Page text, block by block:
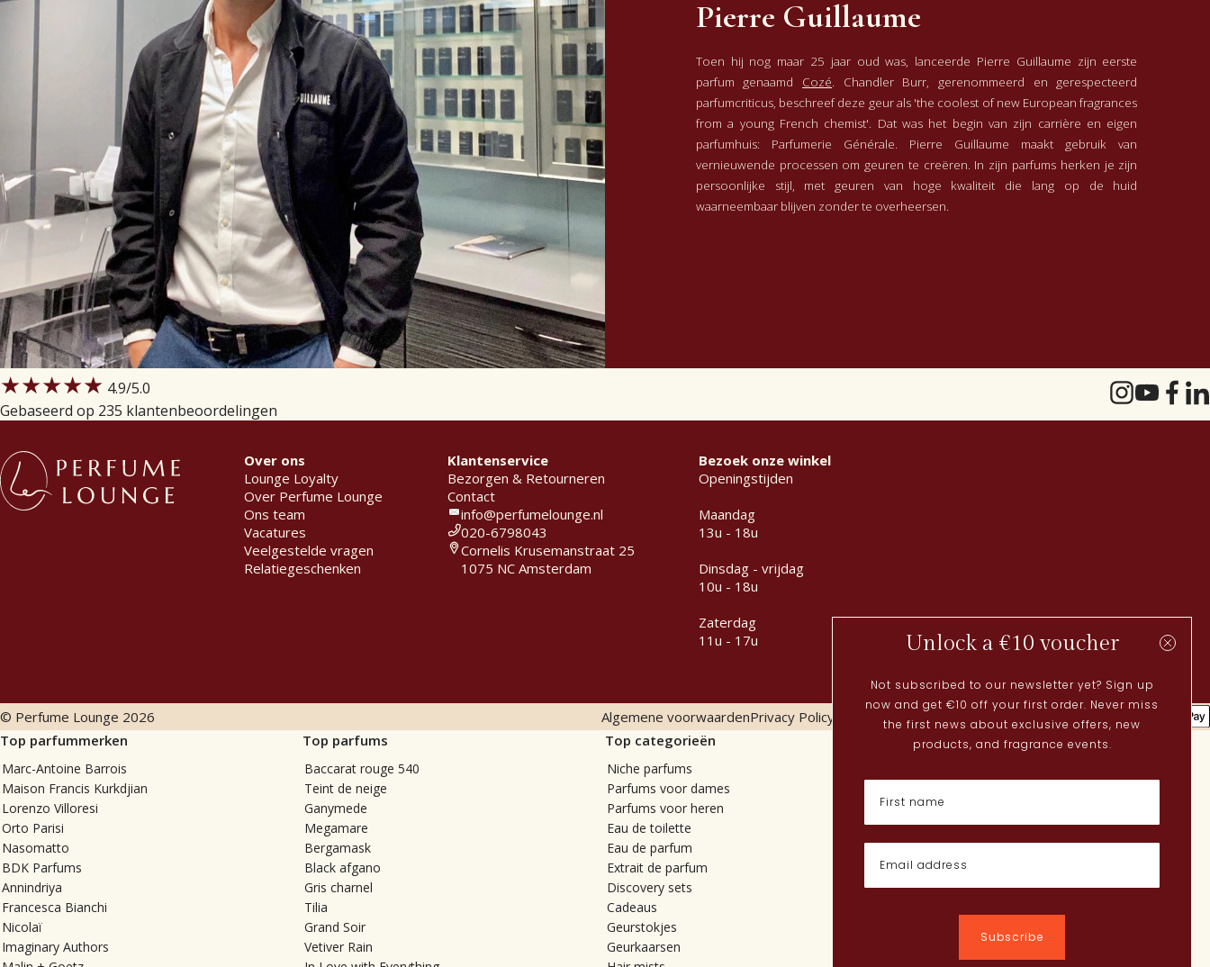
Pierre Guillaume
Toen hij nog maar 25 jaar oud was, lanceerde Pierre Guillaume zijn eerste
parfum genaamd Cozé. Chandler Burr, gerenommeerd en gerespecteerd
parfumcriticus, beschreef deze geur als 'the coolest of new European fragrances
from a young French chemist'. Dat was het begin van zijn carrière en eigen
parfumhuis: Parfumerie Générale. Pierre Guillaume maakt gebruik van
vernieuwende processen om geuren te creëren. In zijn parfums herken je zijn
persoonlijke stijl, met geuren van hoge kwaliteit die lang op de huid
waarneembaar blijven zonder te overheersen.
★★★★★ 4.9/5.0
Gebaseerd op 235 klantenbeoordelingen
Over ons
Lounge Loyalty
Over Perfume Lounge
Ons team
Vacatures
Veelgestelde vragen
Relatiegeschenken
Klantenservice
Bezorgen & Retourneren
Contact
info@perfumelounge.nl
020-6798043
Cornelis Krusemanstraat 25
1075 NC Amsterdam
Bezoek onze winkel
Openingstijden
Maandag
13u - 18u
Dinsdag - vrijdag
10u - 18u
Zaterdag
11u - 17u
© Perfume Lounge 2026 Algemene voorwaardenPrivacy Policy
Cookies policy
Top parfummerken
Marc-Antoine Barrois
Maison Francis Kurkdjian
Lorenzo Villoresi
Orto Parisi
Nasomatto
BDK Parfums
Annindriya
Francesca Bianchi
Nicolaï
Imaginary Authors
Top parfums
Baccarat rouge 540
Teint de neige
Ganymede
Megamare
Bergamask
Black afgano
Gris charnel
Tilia
Grand Soir
Vetiver Rain
Top categorieën
Niche parfums
Parfums voor dames
Parfums voor heren
Eau de toilette
Eau de parfum
Extrait de parfum
Discovery sets
Cadeaus
Geurstokjes
Geurkaarsen
Actueel
Nieuwe parfums
Perfume Finder
Wat is oudh?
Hoe breng ik parfum aan?
Poederige parfums
Parfum layering
Unlock a €10 voucher
Not subscribed to our newsletter yet? Sign up
now and get €10 off your first order. Never miss
the first news about exclusive offers, new
products, and fragrance events.
Subscribe